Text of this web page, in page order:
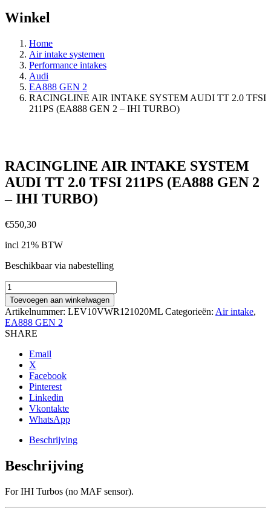
Winkel
Home
Air intake systemen
Performance intakes
Audi
EA888 GEN 2
RACINGLINE AIR INTAKE SYSTEM AUDI TT 2.0 TFSI
211PS (EA888 GEN 2 – IHI TURBO)
RACINGLINE AIR INTAKE SYSTEM
AUDI TT 2.0 TFSI 211PS (EA888 GEN 2
– IHI TURBO)
€550,30
incl 21% BTW
Beschikbaar via nabestelling
RACINGLINE
AIR
INTAKE
SYSTEM
AUDI
TT
TFSI
211PS
(EA888
GEN
TURBO)
Toevoegen aan winkelwagen
Artikelnummer: LEV10VWR121020ML Categorieën: Air intake,
EA888 GEN 2
SHARE
Email
X
Facebook
Pinterest
Linkedin
Vkontakte
WhatsApp
Beschrijving
Beschrijving
For IHI Turbos (no MAF sensor).